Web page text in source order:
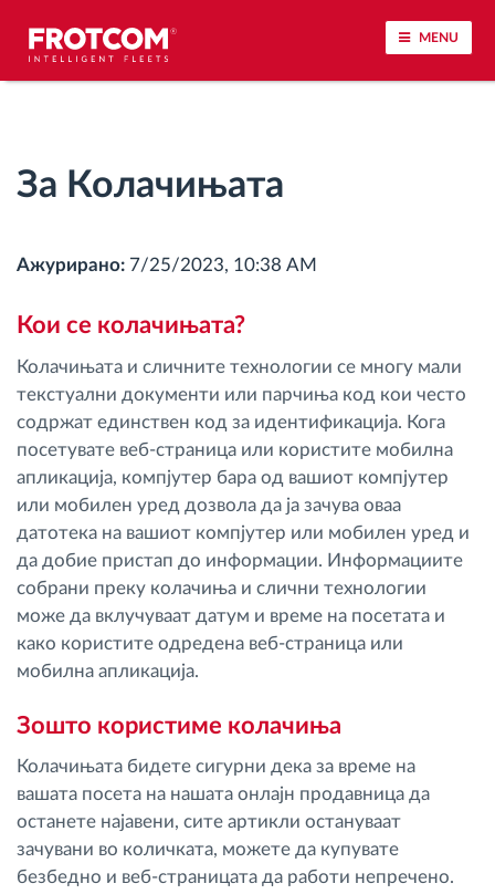
MENU
Анализа на возачкото однесување
Далечинско преземање тахографски
датотеки
Контрола на пристап
Управување со горивото
Планирање и следење на рутите
Автоматска идентификација на возачите
Како ја решаваме
Калкулатор за заштеди
За Колачињата
Ажурирано: 7/25/2023, 10:38 AM
Кои се колачињата?
Колачињата и сличните технологии се многу мали
текстуални документи или парчиња код кои често
содржат единствен код за идентификација. Кога
посетувате веб-страница или користите мобилна
апликација, компјутер бара од вашиот компјутер
или мобилен уред дозвола да ја зачува оваа
датотека на вашиот компјутер или мобилен уред и
да добие пристап до информации. Информациите
собрани преку колачиња и слични технологии
може да вклучуваат датум и време на посетата и
како користите одредена веб-страница или
мобилна апликација.
Зошто користиме колачиња
Колачињата бидете сигурни дека за време на
вашата посета на нашата онлајн продавница да
останете најавени, сите артикли остануваат
зачувани во количката, можете да купувате
безбедно и веб-страницата да работи непречено.